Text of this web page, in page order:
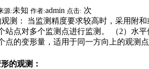
源:未知 作者:admin 点击: 次
观测： 当监测精度要求较高时，采用附
站点对多个监测点进行监测。 （2）水
点的变形量，适用于同一方向上的观测
的观测：